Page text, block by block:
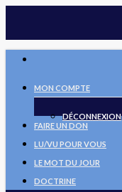
main
FACEBOOK
MON COMPTE
DÉCONNEXION
FAIRE UN DON
LU/VU POUR VOUS
LE MOT DU JOUR
DOCTRINE